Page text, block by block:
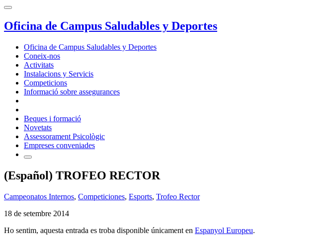
Oficina de Campus Saludables y Deportes
Oficina de Campus Saludables y Deportes
Coneix-nos
Activitats
Instalacions y Servicis
Competicions
Informació sobre assegurances
Beques i formació
Novetats
Assessorament Psicològic
Empreses conveniades
(Español) TROFEO RECTOR
Campeonatos Internos, Competiciones, Esports, Trofeo Rector
18 de setembre 2014
Ho sentim, aquesta entrada es troba disponible únicament en Espanyol Europeu.